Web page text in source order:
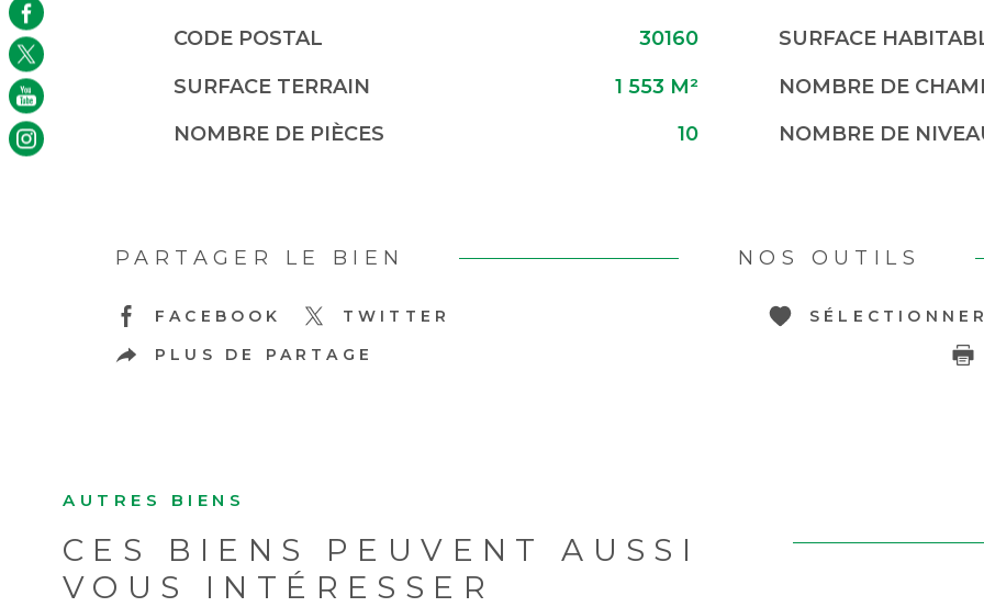
Caractérisque Valeurs
CODE POSTAL 30160
SURFACE
SURFACE TERRAIN
1 553 M²
NOMBRE DE
NOMBRE DE PIÈCES
10 NOMBRE DE
PARTAGER LE BIEN
FACEBOOK
TWITTER
PLUS DE PARTAGE
NOS OUTILS
AUTRES BIENS
CES BIENS PEUVENT AUSSI
VOUS INTÉRESSER